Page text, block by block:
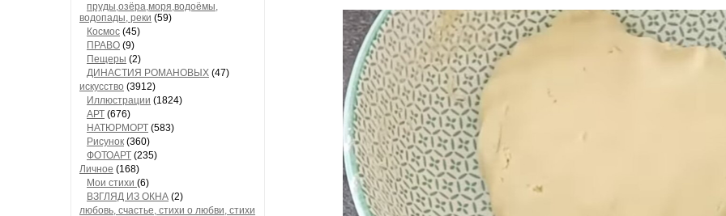
пруды,озёра,моря,водоёмы,
водопады, реки (59)
Космос (45)
ПРАВО (9)
Пещеры (2)
ДИНАСТИЯ РОМАНОВЫХ (47)
искусство (3912)
Иллюстрации (1824)
АРТ (676)
НАТЮРМОРТ (583)
Рисунок (360)
ФОТОАРТ (235)
Личное (168)
Мои стихи (6)
ВЗГЛЯД ИЗ ОКНА (2)
любовь, счастье, стихи о любви, стихи